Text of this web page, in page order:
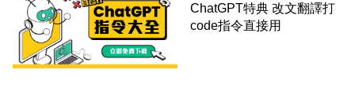
ChatGPT特典 改文翻譯打
code指令直接用